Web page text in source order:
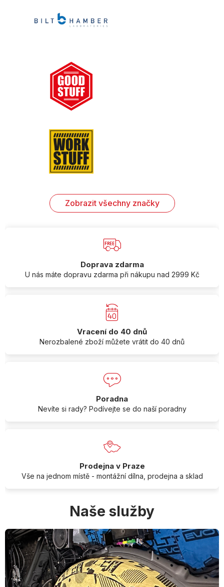
Zobrazit všechny značky
Doprava zdarma
U nás máte dopravu zdarma při nákupu nad 2999 Kč
Vracení do 40 dnů
Nerozbalené zboží můžete vrátit do 40 dnů
Poradna
Nevíte si rady? Podívejte se do naší poradny
Prodejna v Praze
Vše na jednom místě - montážní dílna, prodejna a sklad
Naše služby